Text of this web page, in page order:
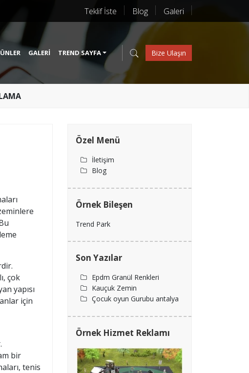
Teklif İste Blog Galeri
GALERI TREND SAYFA Bize Ulaşın
çok
yapısı
için
bir
tenis
Özel Menü
İletişim
Blog
Örnek Bileşen
Trend Park
Son Yazılar
Epdm Granül Renkleri
Kauçuk Zemin
Çocuk oyun Gurubu antalya
Örnek Hizmet Reklamı